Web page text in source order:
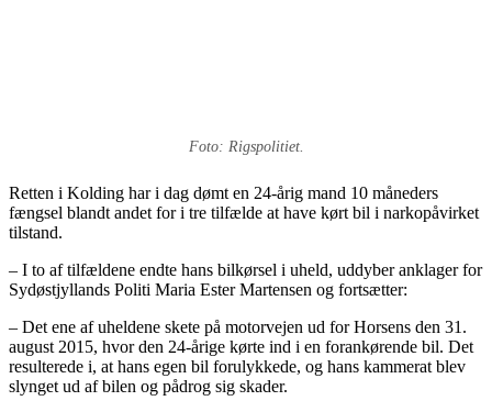
Foto: Rigspolitiet.
Retten i Kolding har i dag dømt en 24-årig mand 10 måneders
fængsel blandt andet for i tre tilfælde at have kørt bil i narkopåvirket
tilstand.
– I to af tilfældene endte hans bilkørsel i uheld, uddyber anklager for
Sydøstjyllands Politi Maria Ester Martensen og fortsætter:
– Det ene af uheldene skete på motorvejen ud for Horsens den 31.
august 2015, hvor den 24-årige kørte ind i en forankørende bil. Det
resulterede i, at hans egen bil forulykkede, og hans kammerat blev
slynget ud af bilen og pådrog sig skader.